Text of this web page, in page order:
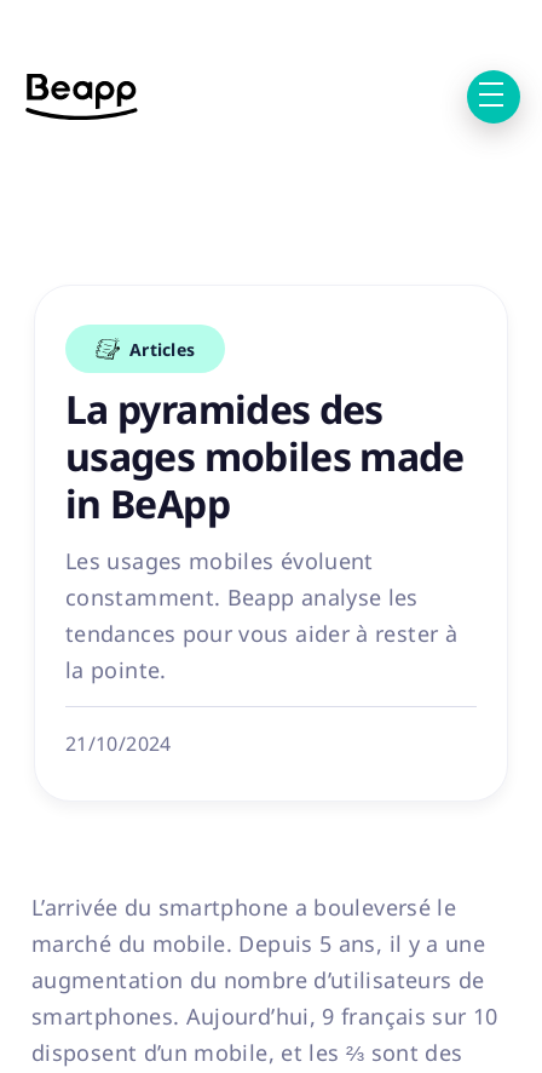
Articles
La pyramides des
usages mobiles made
in BeApp
Les usages mobiles évoluent
constamment. Beapp analyse les
tendances pour vous aider à rester à
la pointe.
21/10/2024
L’arrivée du smartphone a bouleversé le
marché du mobile. Depuis 5 ans, il y a une
augmentation du nombre d’utilisateurs de
smartphones. Aujourd’hui, 9 français sur 10
disposent d’un mobile, et les ⅔ sont des